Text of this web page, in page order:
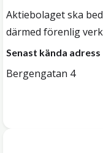
Aktiebolaget ska
därmed förenlig
Senast kända adress
Bergengatan 4